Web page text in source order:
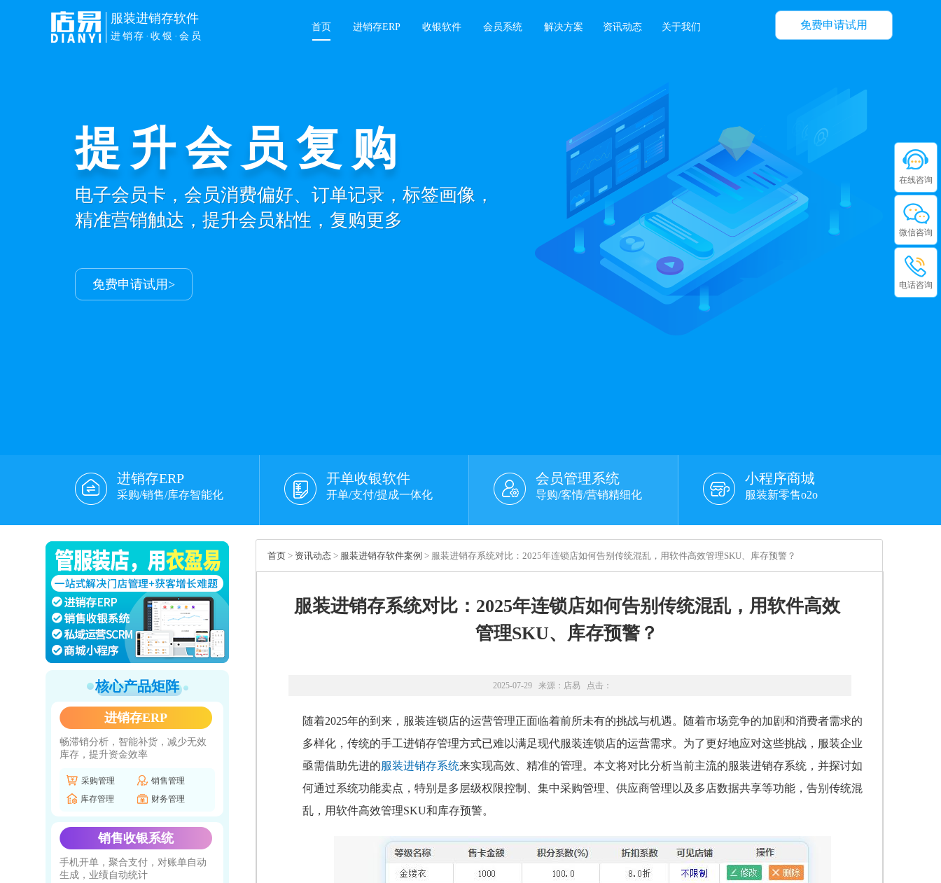
免费申请试用
服装进销存软件
进销存·收银·会员
首页 进销存ERP 收银软件 会员系统 解决方案 资讯动态 关于我们
提升会员复购
电子会员卡，会员消费偏好、订单记录，标签画像，
精准营销触达，提升会员粘性，复购更多
免费申请试用>
进销存ERP
采购/销售/库存智能化
开单收银软件
开单/支付/提成一体化
会员管理系统
导购/客情/营销精细化
小程序商城
服装新零售o2o
核心产品矩阵
进销存ERP
畅滞销分析，智能补货，减少无效
库存，提升资金效率
采购管理
销售管理
库存管理
财务管理
销售收银系统
手机开单，聚合支付，对账单自动
生成，业绩自动统计
首页 > 资讯动态 > 服装进销存软件案例 > 服装进销存系统对比：2025年连锁店如何告别传统混乱，用软件高效管理SKU、库存预警？
服装进销存系统对比：2025年连锁店如何告别传统混乱，用软件高效
管理SKU、库存预警？
2025-07-29 来源： 店易 点击：
随着2025年的到来，服装连锁店的运营管理正面临着前所未有的挑战与机遇。随着市场竞争的加剧和消费者需求的
多样化，传统的手工进销存管理方式已难以满足现代服装连锁店的运营需求。为了更好地应对这些挑战，服装企业
亟需借助先进的服装进销存系统来实现高效、精准的管理。本文将对比分析当前主流的服装进销存系统，并探讨如
何通过系统功能卖点，特别是多层级权限控制、集中采购管理、供应商管理以及多店数据共享等功能，告别传统混
乱，用软件高效管理SKU和库存预警。
在线咨询
微信咨询
电话咨询